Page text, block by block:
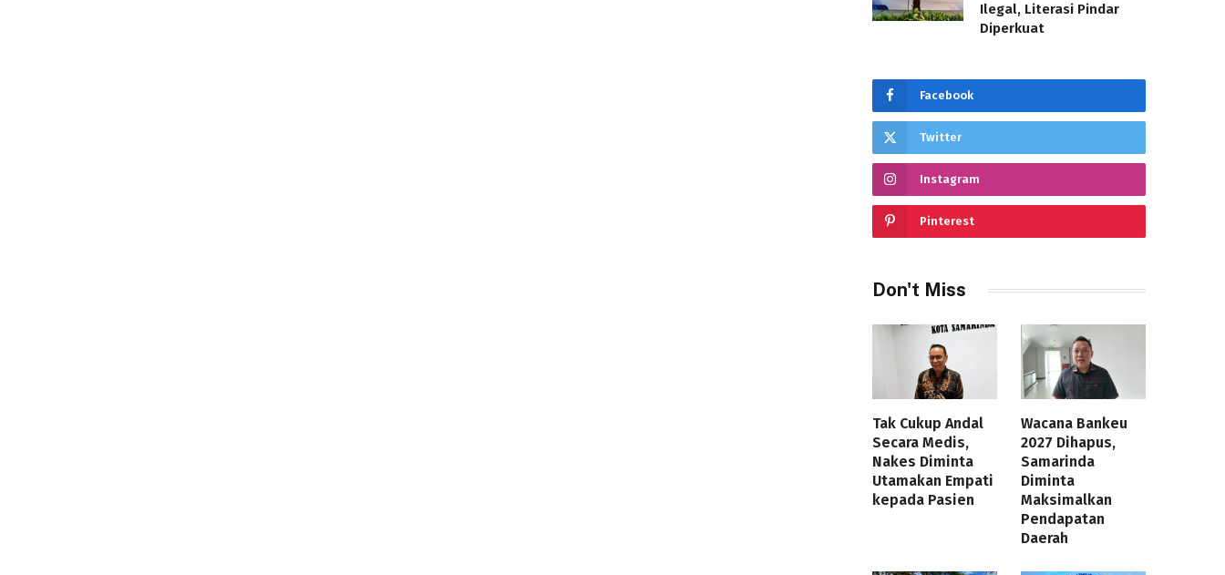
Ilegal, Literasi Pindar
Diperkuat
Facebook
Twitter
Instagram
Pinterest
Don't Miss
Tak Cukup Andal
Secara Medis,
Nakes Diminta
Utamakan Empati
kepada Pasien
Wacana Bankeu
2027 Dihapus,
Samarinda
Diminta
Maksimalkan
Pendapatan
Daerah